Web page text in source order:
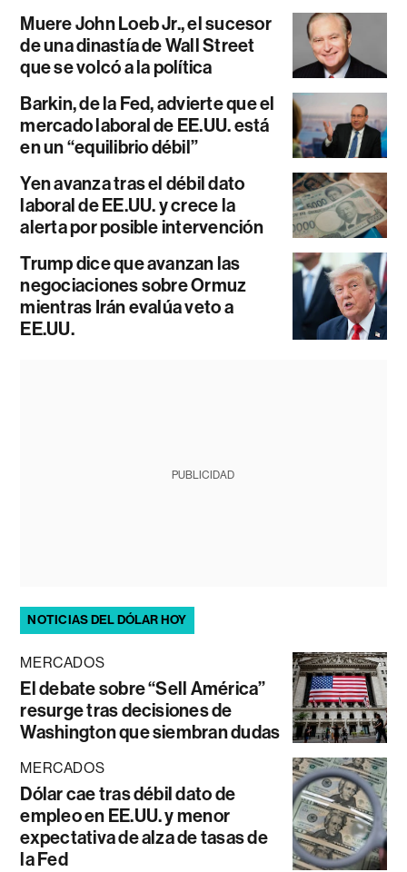
Muere John Loeb Jr., el sucesor
de una dinastía de Wall Street
que se volcó a la política
Barkin, de la Fed, advierte que el
mercado laboral de EE.UU. está
en un “equilibrio débil”
Yen avanza tras el débil dato
laboral de EE.UU. y crece la
alerta por posible intervención
Trump dice que avanzan las
negociaciones sobre Ormuz
mientras Irán evalúa veto a
EE.UU.
PUBLICIDAD
NOTICIAS DEL DÓLAR HOY
MERCADOS
El debate sobre “Sell América”
resurge tras decisiones de
Washington que siembran dudas
MERCADOS
Dólar cae tras débil dato de
empleo en EE.UU. y menor
expectativa de alza de tasas de
la Fed